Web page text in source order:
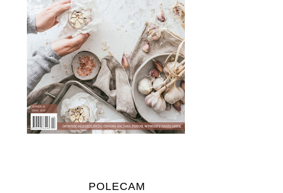
POLECAM